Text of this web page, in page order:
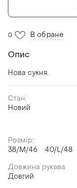
0 В обране
Опис
Нова сукня.
Стан:
Новий
Розмір:
38/M/46
40/L/48
Довжина рукава
Довгий